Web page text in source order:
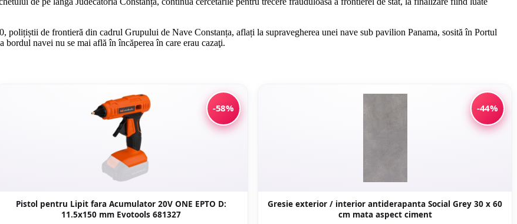
de frontieră din cadrul Grupului de Nave Constanța, aflați la supravegherea unei nave sub pavilion Panama, sosită în Portul
bordul navei nu se mai află în încăperea în care erau cazaţi.
-58%
Pistol pentru Lipit fara Acumulator 20V ONE EPTO D:
11.5x150 mm Evotools 681327
-44%
Gresie exterior / interior antiderapanta Social Grey 30 x 60
cm mata aspect ciment